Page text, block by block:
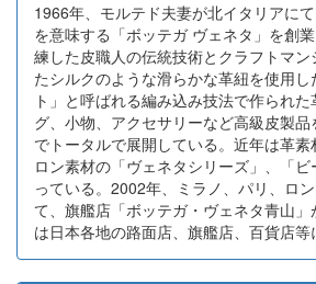
1966年、モルテド夫妻が北イタリアにて
を意味する「ボッテガ ヴェネタ」を創
練した皮職人の伝統技術とクラフトマン
たシルクのような滑らかな革紐を使用
ト」と呼ばれる編み込み技法で作られ
グ、小物、アクセサリーなど高級皮製品
でトータルで展開している。近年は革
ロン素材の「ヴェネタシリーズ」、「
っている。2002年、ミラノ、パリ、ロ
て、旗艦店「ボッテガ・ヴェネタ青山
は日本各地の路面店、旗艦店、百貨店等